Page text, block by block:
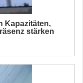
Kapazitäten,
stärken